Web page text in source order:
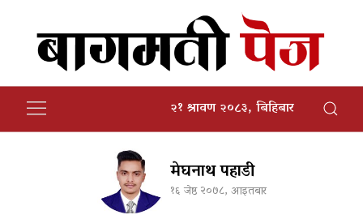
२१ श्रावण २०८३, बिहिबार
मेघनाथ पहाडी
१६ जेष्ठ २०७८, आइतबार